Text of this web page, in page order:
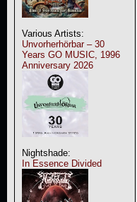
Various Artists:
Unvorherhörbar – 30
Years GO MUSIC, 1996
Anniversary 2026
Nightshade:
In Essence Divided